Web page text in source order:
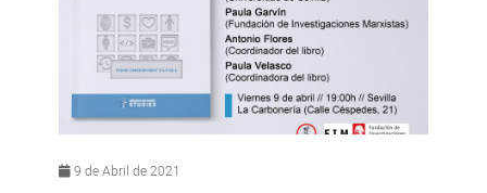
9 de Abril de 2021